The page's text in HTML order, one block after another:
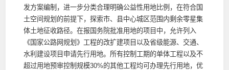
发方案编制，进一步分类合理明确公益性用地比例，在符合国
土空间规划的前提下，探索市、县中心城区范围内剩余零星集
体土地征收路径。在报国务院批准用地的项目中，允许列入
《国家公路网规划》工程的改扩建项目以及省级能源、交通、
水利建设项目申请先行用地。所有控制工期的单体工程以及不
超过用地预审控制规模30%的其他工程均可办理先行用地，优